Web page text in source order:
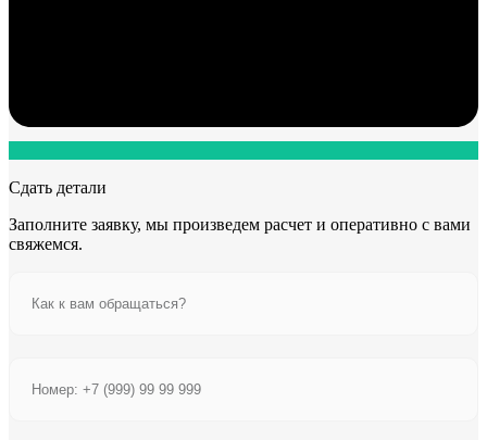
Сдать детали
Заполните заявку, мы произведем расчет и оперативно с вами
свяжемся.